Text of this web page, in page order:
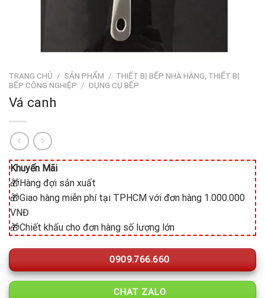
TRANG CHỦ / SẢN PHẨM / THIẾT BỊ BẾP NHÀ HÀNG, THIẾT BỊ
BẾP CÔNG NGHIỆP / DỤNG CỤ BẾP
Vá canh
Khuyến Mãi
🎁Hàng đợi sản xuất
🎁Giao hàng miễn phí tại TPHCM với đơn hàng 1.000.000
VNĐ
🎁Chiết khấu cho đơn hàng số lượng lớn
0909.766.660
CHAT ZALO